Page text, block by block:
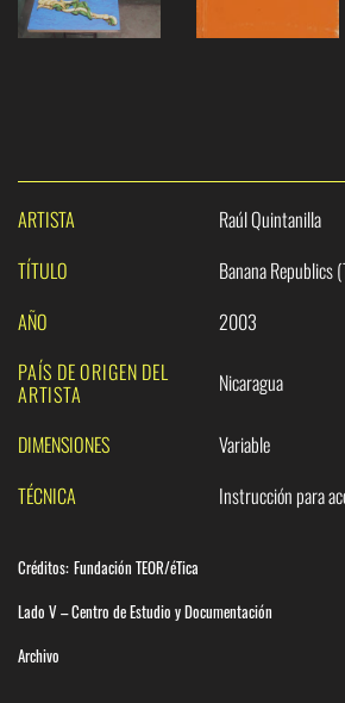
ARTISTA
Raúl Quintanilla
TÍTULO
Banana Republics
AÑO
2003
PAÍS DE ORIGEN DEL
ARTISTA Nicaragua
DIMENSIONES
Variable
TÉCNICA
Instrucción para
Créditos: Fundación TEOR/éTica
Lado V – Centro de Estudio y Documentación
Archivo